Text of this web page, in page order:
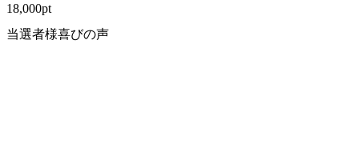
18,000pt
当選者様喜びの声